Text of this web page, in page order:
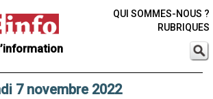
QUI SOMMES-NOUS ?
RUBRIQUES
7 novembre 2022